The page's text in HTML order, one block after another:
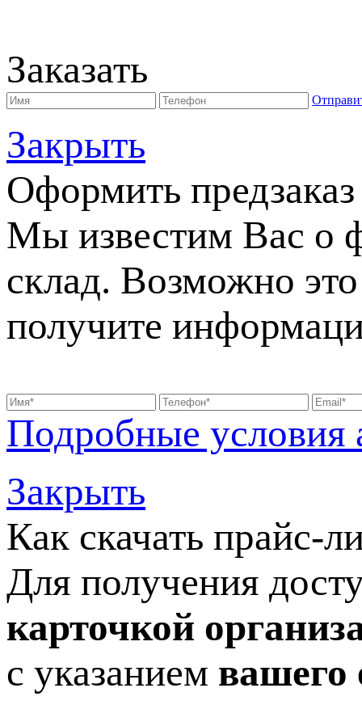
Заказать
Закрыть
Оформить предзаказ
Мы известим Вас о
склад. Возможно
получите
Подробные условия
Закрыть
Как скачать прайс-
Для получения
карточкой
с указанием вашего